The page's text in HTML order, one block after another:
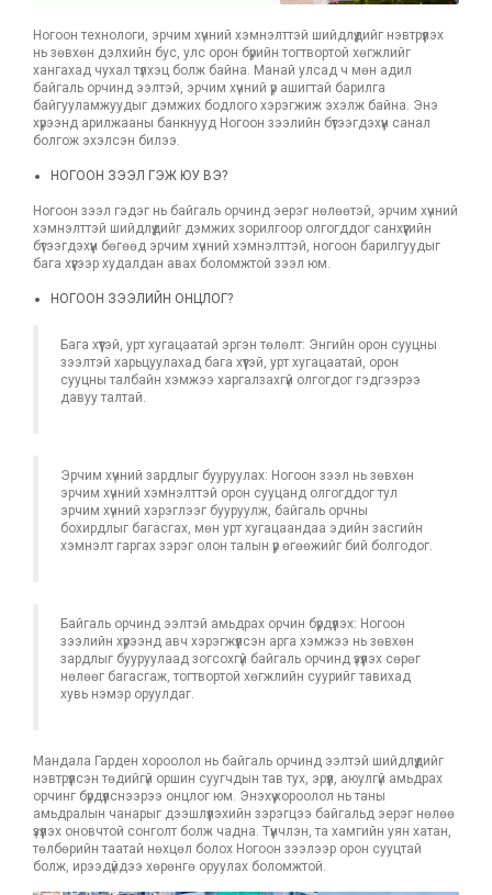
Ногоон технологи, эрчим хүчний хэмнэлттэй шийдлүүдийг нэвтрүүлэх
нь зөвхөн дэлхийн бус, улс орон бүрийн тогтвортой хөгжлийг
хангахад чухал түлхэц болж байна. Манай улсад ч мөн адил
байгаль орчинд ээлтэй, эрчим хүчний үр ашигтай барилга
байгууламжуудыг дэмжих бодлого хэрэгжиж эхэлж байна. Энэ
хүрээнд арилжааны банкнууд Ногоон зээлийн бүтээгдэхүүн санал
болгож эхэлсэн билээ.
НОГООН ЗЭЭЛ ГЭЖ ЮУ ВЭ?
Ногоон зээл гэдэг нь байгаль орчинд эерэг нөлөөтэй, эрчим хүчний
хэмнэлттэй шийдлүүдийг дэмжих зорилгоор олгогддог санхүүгийн
бүтээгдэхүүн бөгөөд эрчим хүчний хэмнэлттэй, ногоон барилгуудыг
бага хүүгээр худалдан авах боломжтой зээл юм.
НОГООН ЗЭЭЛИЙН ОНЦЛОГ?
Бага хүүтэй, урт хугацаатай эргэн төлөлт: Энгийн орон сууцны
зээлтэй харьцуулахад бага хүүтэй, урт хугацаатай, орон
сууцны талбайн хэмжээ харгалзахгүй олгогдог гэдгээрээ
давуу талтай.
Эрчим хүчний зардлыг бууруулах: Ногоон зээл нь зөвхөн
эрчим хүчний хэмнэлттэй орон сууцанд олгогддог тул
эрчим хүчний хэрэглээг бууруулж, байгаль орчны
бохирдлыг багасгах, мөн урт хугацаандаа эдийн засгийн
хэмнэлт гаргах зэрэг олон талын үр өгөөжийг бий болгодог.
Байгаль орчинд ээлтэй амьдрах орчин бүрдүүлэх: Ногоон
зээлийн хүрээнд авч хэрэгжүүлсэн арга хэмжээ нь зөвхөн
зардлыг бууруулаад зогсохгүй байгаль орчинд үзүүлэх сөрөг
нөлөөг багасгаж, тогтвортой хөгжлийн суурийг тавихад
хувь нэмэр оруулдаг.
Мандала Гарден хороолол нь байгаль орчинд ээлтэй шийдлүүдийг
нэвтрүүлсэн төдийгүй оршин суугчдын тав тух, эрүүл, аюулгүй амьдрах
орчинг бүрдүүлснээрээ онцлог юм. Энэхүү хороолол нь таны
амьдралын чанарыг дээшлүүлэхийн зэрэгцээ байгальд эерэг нөлөө
үзүүлэх оновчтой сонголт болж чадна. Түүнчлэн, та хамгийн уян хатан,
төлбөрийн таатай нөхцөл болох Ногоон зээлээр орон сууцтай
болж, ирээдүйдээ хөрөнгө оруулах боломжтой.